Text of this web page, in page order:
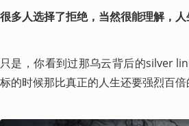
很多人选择了拒绝，当然很能理解，
只是，你看到过那乌云背后的silver
标的时候那比真正的人生还要强烈百倍